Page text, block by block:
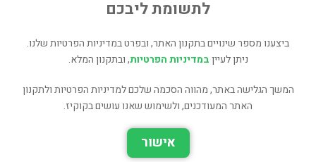
העני והעשיר/האחים גרים
רכישה ישירה
לתשומת ליבכם
ביצענו מספר שינויים בתקנון האתר, ובפרט במדיניות הפרטיות שלנו.
ניתן לעייןבמדיניות הפרטיות, ובתקנון המלא.
המשך הגלישה באתר, מהווה הסכמה שלכם למדיניות הפרטיות ולתקנון
האתר המעודכנים, ולשימוש שאנו עושים בקוקיז.
אישור